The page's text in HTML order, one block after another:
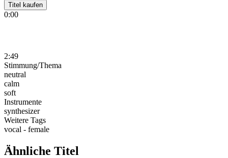
Titel kaufen
0:00
2:49
Stimmung/Thema
neutral
calm
soft
Instrumente
synthesizer
Weitere Tags
vocal - female
Ähnliche Titel